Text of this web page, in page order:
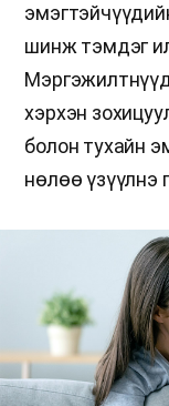
шинж тэмдэг
хэрхэн
болон тухайн
нөлөө үзүүлнэ